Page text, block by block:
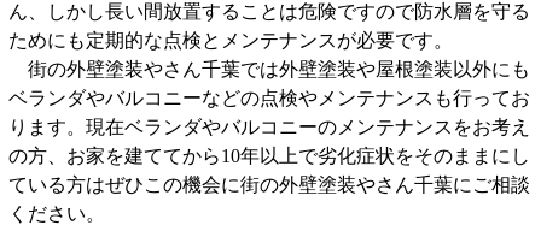
ん、しかし長い間放置することは危険ですので防水層を守る
ためにも定期的な点検とメンテナンスが必要です。
街の外壁塗装やさん千葉では外壁塗装や屋根塗装以外にも
ベランダやバルコニーなどの点検やメンテナンスも行ってお
ります。現在ベランダやバルコニーのメンテナンスをお考え
の方、お家を建ててから10年以上で劣化症状をそのままにし
ている方はぜひこの機会に街の外壁塗装やさん千葉にご相談
ください。